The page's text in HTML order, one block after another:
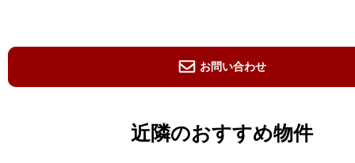
お問い合わせ
近隣のおすすめ物件